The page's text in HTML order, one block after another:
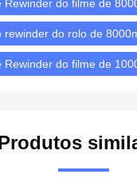
Rewinder do filme de
rewinder do rolo de
Rewinder do filme de